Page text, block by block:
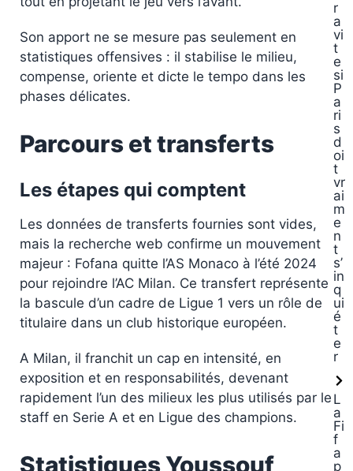
Son apport ne se mesure pas seulement en
statistiques offensives : il stabilise le milieu,
compense, oriente et dicte le tempo dans les
phases délicates.
Parcours et transferts
Les étapes qui comptent
Les données de transferts fournies sont vides,
mais la recherche web confirme un mouvement
majeur : Fofana quitte l’AS Monaco à l’été 2024
pour rejoindre l’AC Milan. Ce transfert représente
la bascule d’un cadre de Ligue 1 vers un rôle de
titulaire dans un club historique européen.
A Milan, il franchit un cap en intensité, en
exposition et en responsabilités, devenant
rapidement l’un des milieux les plus utilisés par le
staff en Serie A et en Ligue des champions.
Statistiques Youssouf
r
a
vi
t
e
si
P
a
ri
s
d
oi
t
vr
ai
m
e
n
t
s’
in
q
ui
é
t
e
r
L
a
Fi
f
a
p